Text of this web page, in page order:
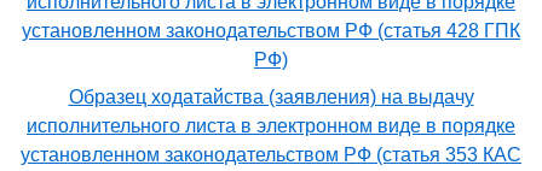
установленном законодательством РФ (статья 428 ГПК
РФ)
Образец ходатайства (заявления) на выдачу
исполнительного листа в электронном виде в порядке
установленном законодательством РФ (статья 353 КАС